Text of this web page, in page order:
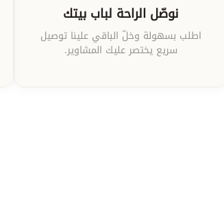
نوصّل الراحة لباب بيتك
اطلب بسهولة وخلّ الباقي علينا توصيل
سريع يختصر عليك المشاوير.